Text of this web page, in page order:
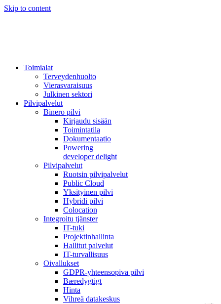
Skip to content
Toimialat
Terveydenhuolto
Vierasvaraisuus
Julkinen sektori
Pilvipalvelut
Binero pilvi
Kirjaudu sisään
Toimintatila
Dokumentaatio
Powering
developer delight
Pilvipalvelut
Ruotsin pilvipalvelut
Public Cloud
Yksityinen pilvi
Hybridi pilvi
Colocation
Integroitu tjänster
IT-tuki
Projektinhallinta
Hallitut palvelut
IT-turvallisuus
Oivallukset
GDPR-yhteensopiva pilvi
Bæredygtigt
Hinta
Vihreä datakeskus